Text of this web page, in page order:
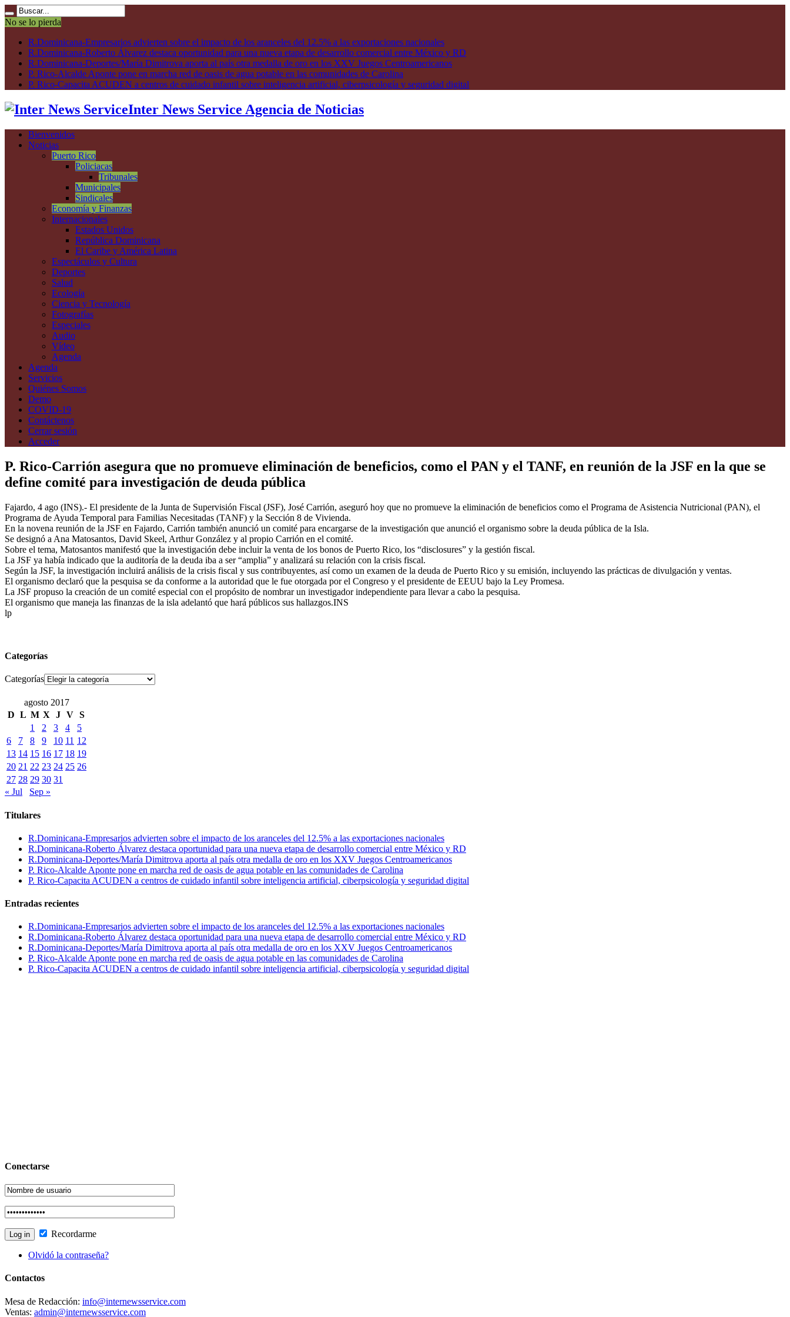
No se lo pierda
R.Dominicana-Empresarios advierten sobre el impacto de los aranceles del 12.5% a las exportaciones nacionales
R.Dominicana-Roberto Álvarez destaca oportunidad para una nueva etapa de desarrollo comercial entre México y RD
R.Dominicana-Deportes/María Dimitrova aporta al país otra medalla de oro en los XXV Juegos Centroamericanos
P. Rico-Alcalde Aponte pone en marcha red de oasis de agua potable en las comunidades de Carolina
P. Rico-Capacita ACUDEN a centros de cuidado infantil sobre inteligencia artificial, ciberpsicología y seguridad digital
Inter News Service Agencia de Noticias
Bienvenidos
Noticias
Puerto Rico
Policiacas
Tribunales
Municipales
Sindicales
Economía y Finanzas
Internacionales
Estados Unidos
República Dominicana
El Caribe y América Latina
Espectáculos y Cultura
Deportes
Salud
Ecología
Ciencia y Tecnología
Fotografías
Especiales
Audio
Vídeo
Agenda
Agenda
Servicios
Quiénes Somos
Demo
COVID-19
Contáctenos
Cerrar sesión
Acceder
P. Rico-Carrión asegura que no promueve eliminación de beneficios, como el PAN y el TANF, en reunión de la JSF en la que se
define comité para investigación de deuda pública
Fajardo, 4 ago (INS).- El presidente de la Junta de Supervisión Fiscal (JSF), José Carrión, aseguró hoy que no promueve la eliminación de beneficios como el Programa de Asistencia Nutricional (PAN), el
Programa de Ayuda Temporal para Familias Necesitadas (TANF) y la Sección 8 de Vivienda.
En la novena reunión de la JSF en Fajardo, Carrión también anunció un comité para encargarse de la investigación que anunció el organismo sobre la deuda pública de la Isla.
Se designó a Ana Matosantos, David Skeel, Arthur González y al propio Carrión en el comité.
Sobre el tema, Matosantos manifestó que la investigación debe incluir la venta de los bonos de Puerto Rico, los “disclosures” y la gestión fiscal.
La JSF ya había indicado que la auditoría de la deuda iba a ser “amplia” y analizará su relación con la crisis fiscal.
Según la JSF, la investigación incluirá análisis de la crisis fiscal y sus contribuyentes, así como un examen de la deuda de Puerto Rico y su emisión, incluyendo las prácticas de divulgación y ventas.
El organismo declaró que la pesquisa se da conforme a la autoridad que le fue otorgada por el Congreso y el presidente de EEUU bajo la Ley Promesa.
La JSF propuso la creación de un comité especial con el propósito de nombrar un investigador independiente para llevar a cabo la pesquisa.
El organismo que maneja las finanzas de la isla adelantó que hará públicos sus hallazgos.INS
lp
Categorías
Categorías
agosto 2017
D L M X J V S
1
2 3 4
5
6
7 8 9 10 11 12
13 14 15 16 17 18 19
20 21 22 23 24 25 26
27 28 29 30 31
« Jul
Sep »
Titulares
R.Dominicana-Empresarios advierten sobre el impacto de los aranceles del 12.5% a las exportaciones nacionales
R.Dominicana-Roberto Álvarez destaca oportunidad para una nueva etapa de desarrollo comercial entre México y RD
R.Dominicana-Deportes/María Dimitrova aporta al país otra medalla de oro en los XXV Juegos Centroamericanos
P. Rico-Alcalde Aponte pone en marcha red de oasis de agua potable en las comunidades de Carolina
P. Rico-Capacita ACUDEN a centros de cuidado infantil sobre inteligencia artificial, ciberpsicología y seguridad digital
Entradas recientes
R.Dominicana-Empresarios advierten sobre el impacto de los aranceles del 12.5% a las exportaciones nacionales
R.Dominicana-Roberto Álvarez destaca oportunidad para una nueva etapa de desarrollo comercial entre México y RD
R.Dominicana-Deportes/María Dimitrova aporta al país otra medalla de oro en los XXV Juegos Centroamericanos
P. Rico-Alcalde Aponte pone en marcha red de oasis de agua potable en las comunidades de Carolina
P. Rico-Capacita ACUDEN a centros de cuidado infantil sobre inteligencia artificial, ciberpsicología y seguridad digital
Conectarse
Recordarme
Olvidó la contraseña?
Contactos
Mesa de Redacción: info@internewsservice.com
Ventas: admin@internewsservice.com